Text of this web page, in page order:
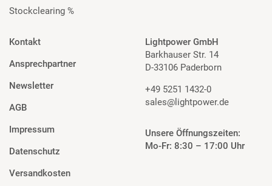
Stockclearing %
Kontakt
Ansprechpartner
Newsletter
AGB
Impressum
Datenschutz
Versandkosten
Lightpower GmbH
Barkhauser Str. 14
D-33106 Paderborn
+49 5251 1432-0
sales@lightpower.de
Unsere Öffnungszeiten:
Mo-Fr: 8:30 – 17:00 Uhr